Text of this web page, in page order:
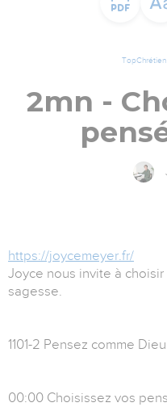
TopChrétien
2mn -
https://joycemeyer.fr/
Joyce nous invite à
sagesse.
1101-2 Pensez comme
00:00 Choisissez vos